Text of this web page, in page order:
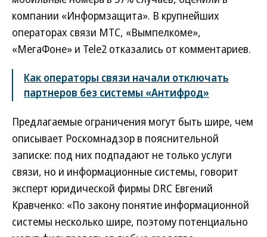
компании «Информзащита». В крупнейших
операторах связи МТС, «Вымпелкоме»,
«МегаФоне» и Tele2 отказались от комментариев.
Как операторы связи начали отключать
партнеров без системы «Антифрод»
Предлагаемые ограничения могут быть шире, чем
описывает Роскомнадзор в пояснительной
записке: под них подпадают не только услуги
связи, но и информационные системы, говорит
эксперт юридической фирмы DRC Евгений
Кравченко: «По закону понятие информационной
системы несколько шире, поэтому потенциально